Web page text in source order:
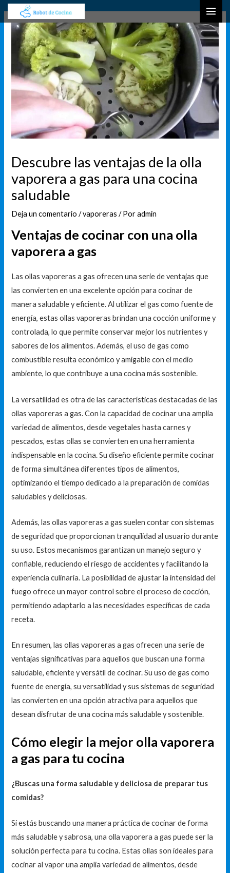
contenido
Descubre las ventajas de la olla
vaporera a gas para una cocina
saludable
Deja un comentario /vaporeras / Poradmin
Ventajas de cocinar con una olla
vaporera a gas
Las ollas vaporeras a gas ofrecen una serie de ventajas que
las convierten en una excelente opción para cocinar de
manera saludable y eficiente. Al utilizar el gas como fuente de
energía, estas ollas vaporeras brindan una cocción uniforme y
controlada, lo que permite conservar mejor los nutrientes y
sabores de los alimentos. Además, el uso de gas como
combustible resulta económico y amigable con el medio
ambiente, lo que contribuye a una cocina más sostenible.
La versatilidad es otra de las características destacadas de las
ollas vaporeras a gas. Con la capacidad de cocinar una amplia
variedad de alimentos, desde vegetales hasta carnes y
pescados, estas ollas se convierten en una herramienta
indispensable en la cocina. Su diseño eficiente permite cocinar
de forma simultánea diferentes tipos de alimentos,
optimizando el tiempo dedicado a la preparación de comidas
saludables y deliciosas.
Además, las ollas vaporeras a gas suelen contar con sistemas
de seguridad que proporcionan tranquilidad al usuario durante
su uso. Estos mecanismos garantizan un manejo seguro y
confiable, reduciendo el riesgo de accidentes y facilitando la
experiencia culinaria. La posibilidad de ajustar la intensidad del
fuego ofrece un mayor control sobre el proceso de cocción,
permitiendo adaptarlo a las necesidades específicas de cada
receta.
En resumen, las ollas vaporeras a gas ofrecen una serie de
ventajas significativas para aquellos que buscan una forma
saludable, eficiente y versátil de cocinar. Su uso de gas como
fuente de energía, su versatilidad y sus sistemas de seguridad
las convierten en una opción atractiva para aquellos que
desean disfrutar de una cocina más saludable y sostenible.
Cómo elegir la mejor olla vaporera
a gas para tu cocina
¿Buscas una forma saludable y deliciosa de preparar tus
comidas?
Si estás buscando una manera práctica de cocinar de forma
más saludable y sabrosa, una olla vaporera a gas puede ser la
solución perfecta para tu cocina. Estas ollas son ideales para
cocinar al vapor una amplia variedad de alimentos, desde
Navegación
de
entradas
u
r